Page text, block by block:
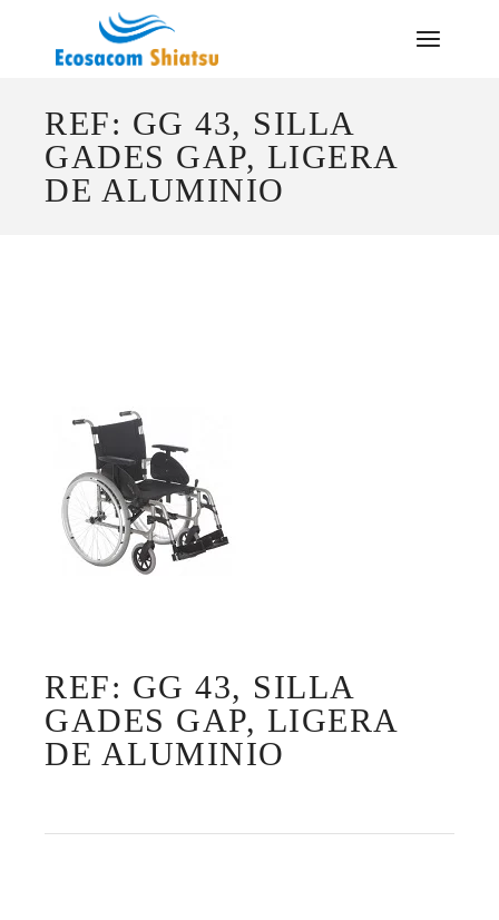
REF: GG 43, SILLA
GADES GAP, LIGERA
DE ALUMINIO
REF: GG 43, SILLA
GADES GAP, LIGERA
DE ALUMINIO